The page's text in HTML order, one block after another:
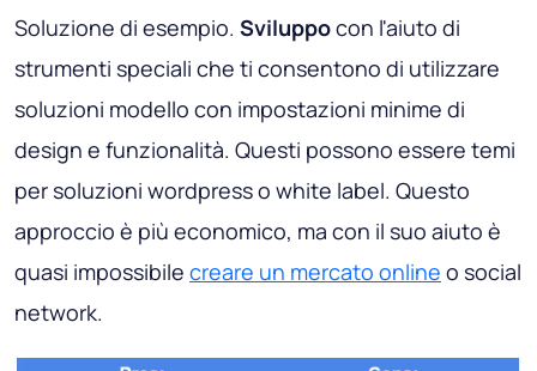
Soluzione di esempio. Sviluppocon l'aiuto di
strumenti speciali che ti consentono di utilizzare
soluzioni modello con impostazioni minime di
design e funzionalità. Questi possono essere temi
per soluzioni wordpress o white label. Questo
approccio è più economico, ma con il suo aiuto è
quasi impossibile creare un mercato online o social
network.